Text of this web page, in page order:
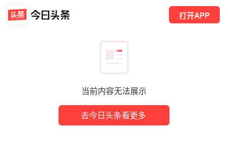
当前内容无法展示
去今日头条看更多
打开APP